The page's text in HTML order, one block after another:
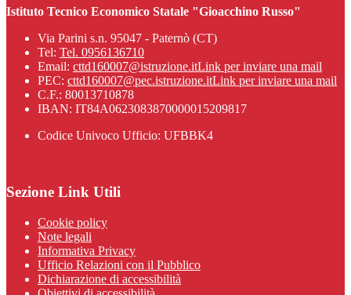
Istituto Tecnico Economico Statale "Gioacchino Russo"
Via Parini s.n. 95047 - Paternò (CT)
Tel: Tel. 0956136710
Email: cttd160007@istruzione.itLink per inviare una mail
PEC: cttd160007@pec.istruzione.itLink per inviare una mail
C.F.: 80013710878
IBAN: IT84A0623083870000015209817
Codice Univoco Ufficio: UFBBK4
Sezione Link Utili
Cookie policy
Note legali
Informativa Privacy
Ufficio Relazioni con il Pubblico
Dichiarazione di accessibilità